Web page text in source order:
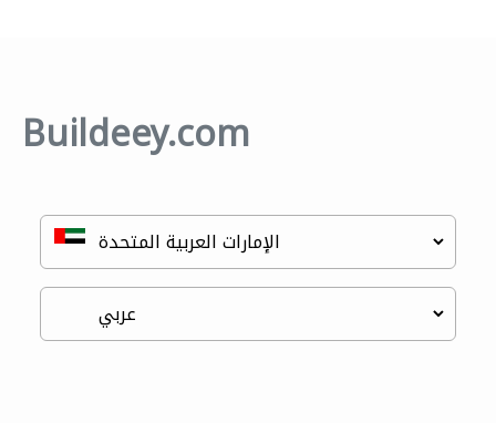
Buildeey.com